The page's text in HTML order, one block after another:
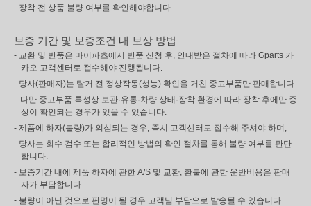
- 장착 전 상품 불량 여부를 확인해야합니다.
보증 기간 및 보증조건 내 보상 방법
- 교환 및 반품은 마이파츠에서 반품 신청 후, 안내받은 절차에 따라 Gparts 카
카오 고객센터로 접수해야 진행됩니다.
- 당사(판매자)는 탈거 전 정상작동(성능) 확인을 거친 중고부품만 판매합니다.
다만 중고부품 특성상 보관·유통·차량 상태·장착 환경에 따라 장착 후에만 증
상이 확인되는 경우가 있을 수 있습니다.
- 제품에 하자(불량)가 의심되는 경우, 즉시 고객센터로 접수해 주셔야 하며,
- 당사는 회수 검수 또는 합리적인 방법의 확인 절차를 통해 불량 여부를 판단
합니다.
- 보증기간 내에 제품 하자에 관한 A/S 및 교환, 환불에 관한 운반비용은 판매
자가 부담합니다.
- 불량이 아닌 것으로 판명이 될 경우 고객님 부담으로 발송될 수 있습니다.